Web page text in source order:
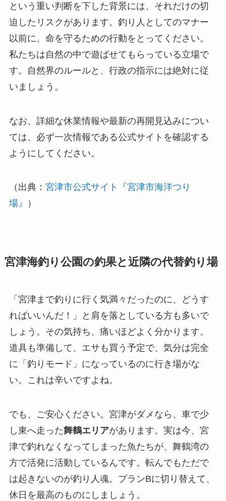
という重い判断を下した背景には、それだけの切
迫したリスクがあります。釣り人としてのマナー
以前に、命を守るための行動をとってください。
私たちは自然の中で遊ばせてもらっている立場で
す。自然界のルールと、行政の指示には絶対に従
いましょう。
なお、詳細な休業情報や最新の再開見込みについ
ては、必ず一次情報である公式サイトを確認する
ようにしてください。
（出典： 宮津市公式サイト『宮津市海洋つり
場』
）
宮津海釣り公園の釣果と近隣の代替釣り場
「宮津まで釣りに行く気満々だったのに、どうす
ればいいんだ！」と肩を落としている方も多いで
しょう。その気持ち、痛いほどよく分かります。
道具も準備して、エサも買う予定で、気分は完全
に「釣りモード」になっているのに行き場がな
い。これは辛いですよね。
でも、ご安心ください。宮津がダメなら、車で少
し東へ走った舞鶴エリアがあります。実は今、宮
津で釣れなくなってしまった魚たちが、舞鶴湾の
方で活発に活動しているんです。転んでもただで
は起きないのが釣り人魂。プランBに切り替えて、
休日を最高のものにしましょう。